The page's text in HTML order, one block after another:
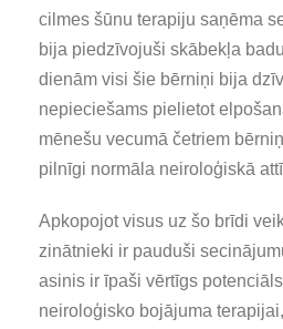
cilmes šūnu terapiju saņēma
bija piedzīvojuši skābekļa
dienām visi šie bērniņi bija
nepieciešams pielietot
mēnešu vecumā četriem
pilnīgi normāla neiroloģiskā
Apkopojot visus uz šo brīdi
zinātnieki ir pauduši
asinis ir īpaši vērtīgs
neiroloģisko bojājuma